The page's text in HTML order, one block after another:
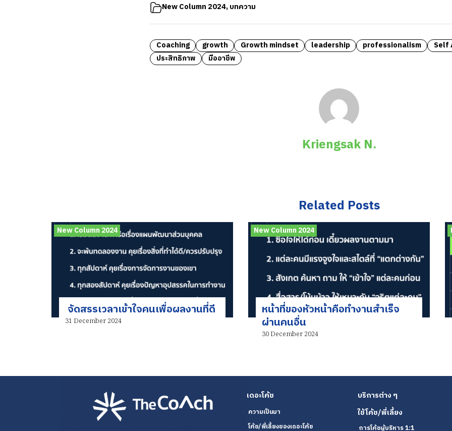
New Column 2024,บทความ
Coaching growth Growth mindset leadership professionalism
Self
ประสิทธิภาพ
มืออาชีพ
Kriengsak N.
Related Posts
New Column 2024
จัดสรรเวลาเข้าใจคนเพื่อผลงานที่ดี
31 December 2024
New Column 2024
หน้าที่ของหัวหน้าคือทำงานสำเร็จ
ผ่านคนอื่น
30 December 2024
เดอะโค้ช
ความเป็นมา
โค้ช/พี่เลี้ยงของเดอะโค้ช
บริการต่าง ๆ
ใช้โค้ช/พี่เลี้ยง
การโค้ชผู้บริหาร 1:1